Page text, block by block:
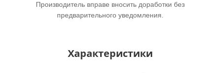
Производитель вправе вносить доработки без
предварительного уведомления.
Характеристики